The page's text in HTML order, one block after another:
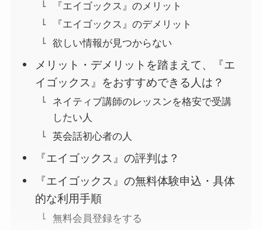
『エイゴックス』のメリット
『エイゴックス』のデメリット
欲しい情報が見つからない
メリット・デメリットを踏まえて、『エ
イゴックス』をおすすめできる人は？
ネイティブ講師のレッスンを格安で受講
したい人
英会話初心者の人
『エイゴックス』の評判は？
『エイゴックス』の無料体験申込・具体
的な利用手順
無料会員登録をする